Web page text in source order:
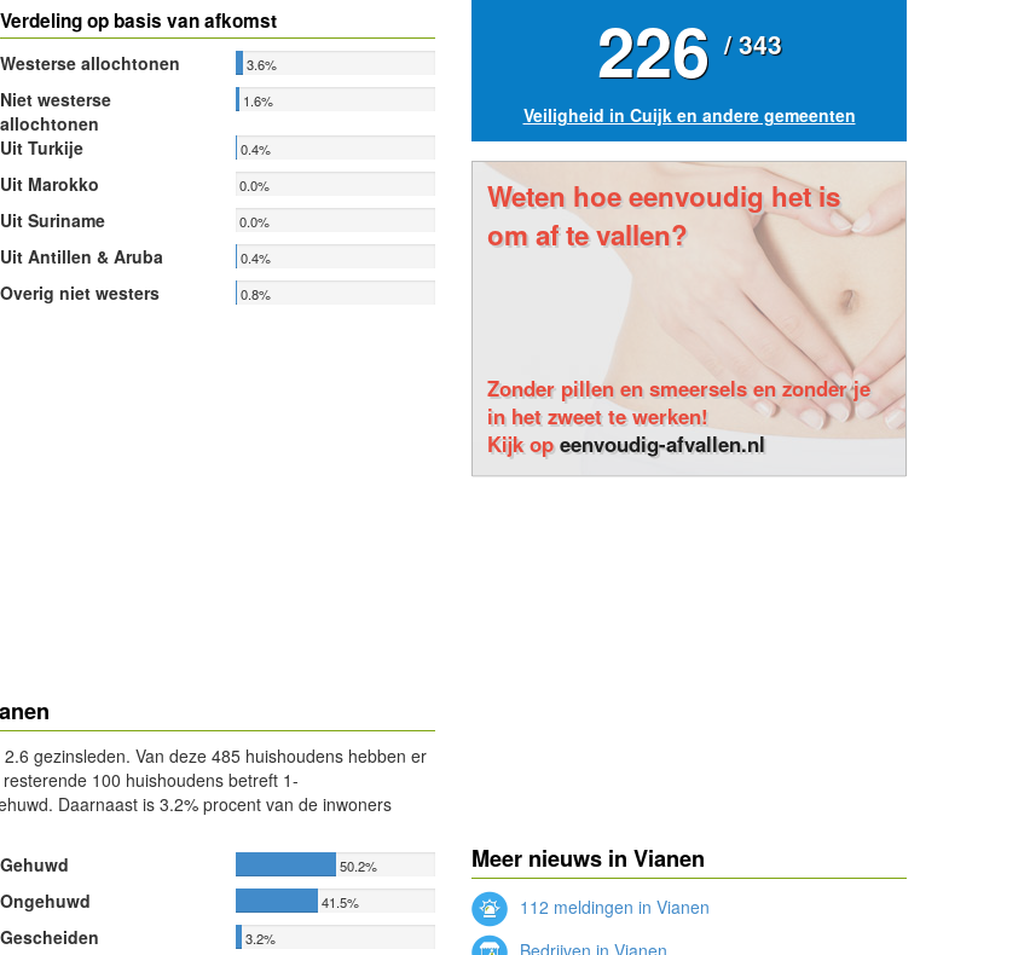
Verdeling op basis van afkomst
Westerse allochtonen 3.6%
Niet westerse
allochtonen
1.6%
Uit Turkije 0.4%
Uit Marokko 0.0%
Uit Suriname 0.0%
Uit Antillen & Aruba 0.4%
Overig niet westers 0.8%
gezinsleden. Van deze 485 huishoudens hebben er
100 huishoudens betreft 1-
Daarnaast is 3.2% procent van de inwoners
Gehuwd 50.2%
Ongehuwd 41.5%
Gescheiden 3.2%
226 / 343
Veiligheid in Cuijk en andere gemeenten
Weten hoe eenvoudig het is
om af te vallen?
Zonder pillen en smeersels en zonder je
in het zweet te werken!
Kijk opeenvoudig-afvallen.nl
Meer nieuws in Vianen
112 meldingen in Vianen
Bedrijven in Vianen